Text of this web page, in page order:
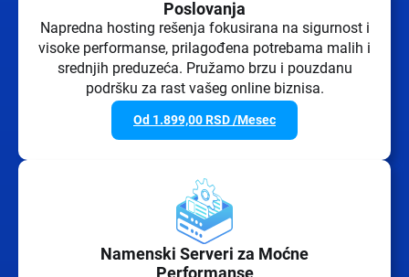
Poslovanja
Napredna hosting rešenja fokusirana na sigurnost i
visoke performanse, prilagođena potrebama malih i
srednjih preduzeća. Pružamo brzu i pouzdanu
podršku za rast vašeg online biznisa.
Od 1.899,00RSD/Mesec
Namenski Serveri za Moćne
Performanse